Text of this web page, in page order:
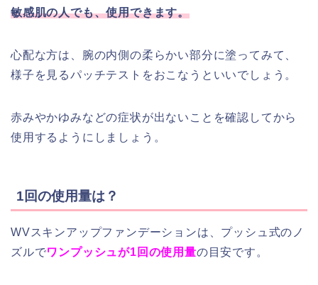
敏感肌の人でも、使用できます。
心配な方は、腕の内側の柔らかい部分に塗ってみて、
様子を見るパッチテストをおこなうといいでしょう。
赤みやかゆみなどの症状が出ないことを確認してから
使用するようにしましょう。
1回の使用量は？
WVスキンアップファンデーションは、プッシュ式のノ
ズルでワンプッシュが1回の使用量の目安です。